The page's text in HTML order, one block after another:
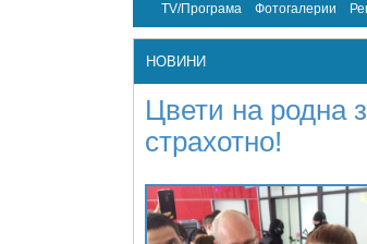
TV/Програма Фотогалерии
НОВИНИ
Цвети на родна
страхотно!